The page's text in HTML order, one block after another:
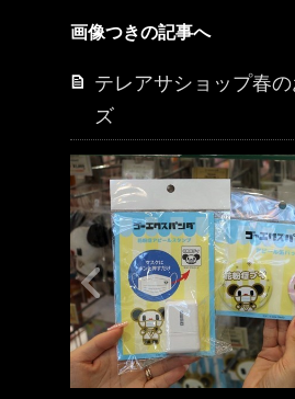
画像つきの記事へ
テレアサショップ春
ズ